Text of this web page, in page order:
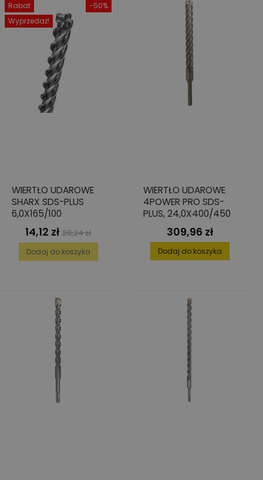
-50%
Rabat
Wyprzedaż!
WIERTŁO UDAROWE
SHARX SDS-PLUS
6,0X165/100
Cena
14,12 zł Cena
podstawowa
28,24 zł
Dodaj do koszyka
WIERTŁO UDAROWE
4POWER PRO SDS-
PLUS, 24,0X400/450
Cena
309,96 zł
Dodaj do koszyka